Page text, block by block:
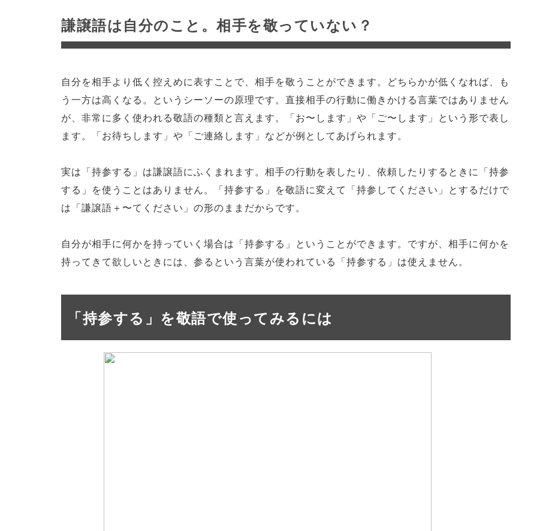
謙譲語は自分のこと。相手を敬っていない？
自分を相手より低く控えめに表すことで、相手を敬うことができます。どちらかが低くなれば、も
う一方は高くなる。というシーソーの原理です。直接相手の行動に働きかける言葉ではありません
が、非常に多く使われる敬語の種類と言えます。「お〜します」や「ご〜します」という形で表し
ます。「お待ちします」や「ご連絡します」などが例としてあげられます。
実は「持参する」は謙譲語にふくまれます。相手の行動を表したり、依頼したりするときに「持参
する」を使うことはありません。「持参する」を敬語に変えて「持参してください」とするだけで
は「謙譲語＋〜てください」の形のままだからです。
自分が相手に何かを持っていく場合は「持参する」ということができます。ですが、相手に何かを
持ってきて欲しいときには、参るという言葉が使われている「持参する」は使えません。
「持参する」を敬語で使ってみるには